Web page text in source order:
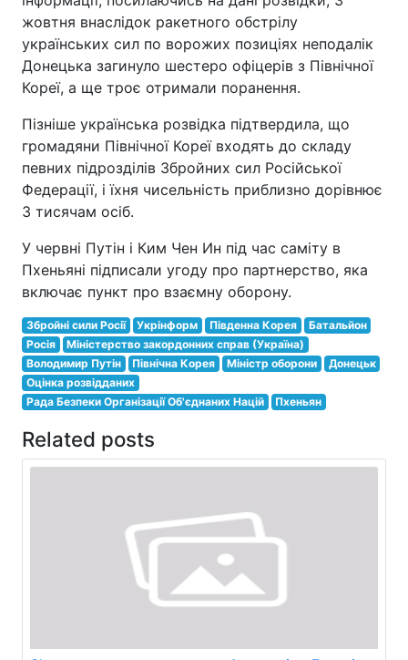
жовтня внаслідок ракетного обстрілу
українських сил по ворожих позиціях неподалік
Донецька загинуло шестеро офіцерів з Північної
Кореї, а ще троє отримали поранення.
Пізніше українська розвідка підтвердила, що
громадяни Північної Кореї входять до складу
певних підрозділів Збройних сил Російської
Федерації, і їхня чисельність приблизно дорівнює
3 тисячам осіб.
У червні Путін і Ким Чен Ин під час саміту в
Пхеньяні підписали угоду про партнерство, яка
включає пункт про взаємну оборону.
Збройні сили Росії Укрінформ Південна Корея
Батальйон
Росія
Міністерство закордонних справ (Україна)
Володимир Путін
Північна Корея Міністр оборони
Донецьк
Оцінка розвідданих
Рада Безпеки Організації Об'єднаних Націй
Пхеньян
Related posts